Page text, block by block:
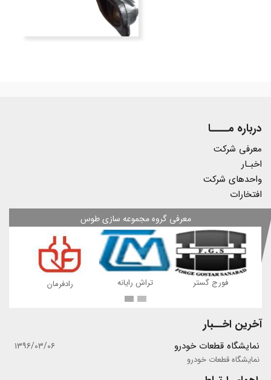
درباره مــــا
معرفی شرکت
اخبـار
واحدهای شرکت
افتخارات
معرفی گروه مجموعه سازی طوس
رادفرمان تراش رایانه فورج گستر
آخرین اخــبار
نمایشگاه قطعات خودرو ۱۳۹۶/۰۳/۰۶
نمایشگاه قطعات خودرو